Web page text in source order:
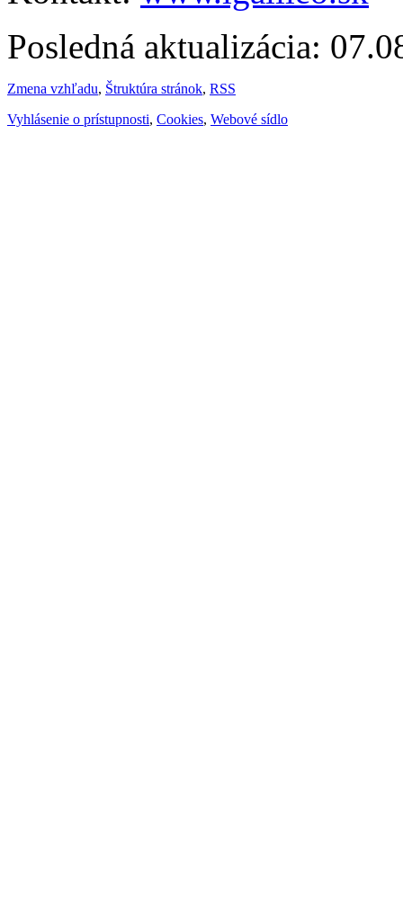
Posledná aktualizácia:
Zmena vzhľadu, Štruktúra stránok, RSS
Vyhlásenie o prístupnosti, Cookies, Webové sídlo